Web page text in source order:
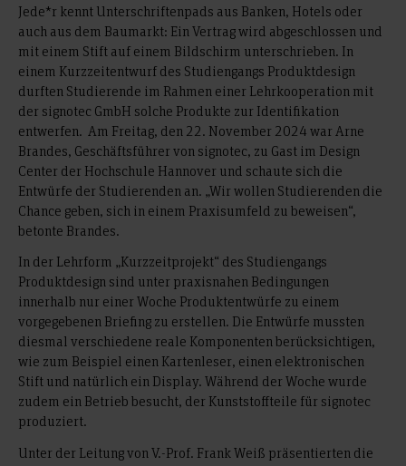
Jede*r kennt Unterschriftenpads aus Banken, Hotels oder
auch aus dem Baumarkt: Ein Vertrag wird abgeschlossen und
mit einem Stift auf einem Bildschirm unterschrieben. In
einem Kurzzeitentwurf des Studiengangs Produktdesign
durften Studierende im Rahmen einer Lehrkooperation mit
der signotec GmbH solche Produkte zur Identifikation
entwerfen. Am Freitag, den 22. November 2024 war Arne
Brandes, Geschäftsführer von signotec, zu Gast im Design
Center der Hochschule Hannover und schaute sich die
Entwürfe der Studierenden an. „Wir wollen Studierenden die
Chance geben, sich in einem Praxisumfeld zu beweisen“,
betonte Brandes.
In der Lehrform „Kurzzeitprojekt“ des Studiengangs
Produktdesign sind unter praxisnahen Bedingungen
innerhalb nur einer Woche Produktentwürfe zu einem
vorgegebenen Briefing zu erstellen. Die Entwürfe mussten
diesmal verschiedene reale Komponenten berücksichtigen,
wie zum Beispiel einen Kartenleser, einen elektronischen
Stift und natürlich ein Display. Während der Woche wurde
zudem ein Betrieb besucht, der Kunststoffteile für signotec
produziert.
Unter der Leitung von V.-Prof. Frank Weiß präsentierten die